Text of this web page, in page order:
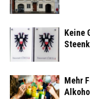
Keine
Mehr